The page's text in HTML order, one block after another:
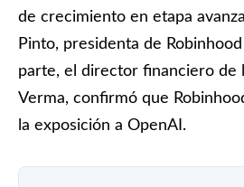
de crecimiento en etapa
Pinto, presidenta de
parte, el director financiero de
Verma, confirmó que
la exposición a OpenAI.